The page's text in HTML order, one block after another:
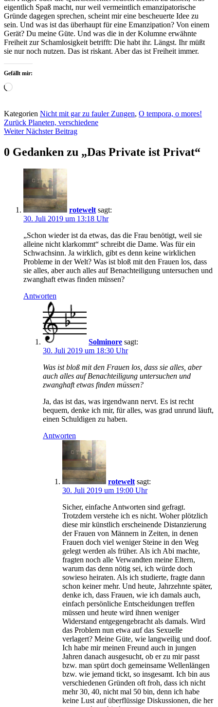
eigentlich Spaß macht, nur weil vermeintlich emanzipatorische
Gründe dagegen sprechen, scheint mir eine bescheuerte Idee zu
sein. Und was ist das überhaupt für eine Emanzipation? Von einem
Gerät? Du meine Güte. Und was die in der Kolumne erwähnte
Freiheit zur Schamlosigkeit betrifft: Die habt ihr. Längst. Ihr müßt
sie nur noch nutzen. Das ist riskant. Aber das ist Freiheit immer.
Gefällt mir:
Wird
Kategorien Nicht mit gar zu fauler Zungen, O tempora, o mores!
Beitragsnavigation
Zurück Planeten, verschiedene
Weiter Nächster Beitrag
0 Gedanken zu „Das Private ist Privat“
rotewelt sagt:
30. Juli 2019 um 13:18 Uhr
„Schon wieder ist da etwas, das die Frau benötigt, weil sie
alleine nicht klarkommt“ schreibt die Dame. Was für ein
Schwachsinn. Ja wirklich, gibt es denn keine wirklichen
Probleme in der Welt? Was ist bloß mit den Frauen los, dass
sie alles, aber auch alles auf Benachteiligung untersuchen und
zwanghaft etwas finden müssen?
Antworten
Solminore sagt:
30. Juli 2019 um 18:30 Uhr
Was ist bloß mit den Frauen los, dass sie alles, aber
auch alles auf Benachteiligung untersuchen und
zwanghaft etwas finden müssen?
Ja, das ist das, was irgendwann nervt. Es ist recht
bequem, denke ich mir, für alles, was grad unrund läuft,
einen Schuldigen zu haben.
Antworten
rotewelt sagt:
30. Juli 2019 um 19:00 Uhr
Sicher, einfache Antworten sind gefragt.
Trotzdem verstehe ich es nicht. Woher plötzlich
diese mir künstlich erscheinende Distanzierung
der Frauen von Männern in Zeiten, in denen
Frauen doch viel weniger Steine in den Weg
gelegt werden als früher. Als ich Abi machte,
fragten noch alle Verwandten meine Eltern,
warum das denn nötig sei, ich würde doch
sowieso heiraten. Als ich studierte, fragte dann
schon keiner mehr. Und heute, Jahrzehnte später,
denke ich, dass Frauen, wie ich damals auch,
einfach persönliche Entscheidungen treffen
müssen und heute wird ihnen weniger
Widerstand entgegengebracht als damals. Wird
das Problem nun etwa auf das Sexuelle
verlagert? Meine Güte, wie langweilig und doof.
Ich habe mir meinen Freund auch in jungen
Jahren danach ausgesucht, ob er zu mir passt
bzw. man spürt doch gemeinsame Wellenlängen
bzw. wie jemand tickt, so insgesamt. Ich bin aus
verschiedenen Gründen oft froh, dass ich nicht
mehr 30, 40, nicht mal 50 bin, denn ich habe
keine Lust auf überflüssige Diskussionen, die her